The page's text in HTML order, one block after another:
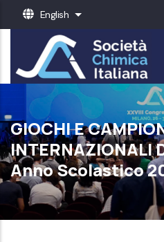
content
English List additional
GIOCHI E
INTERNAZIONALI
Anno Scolastico